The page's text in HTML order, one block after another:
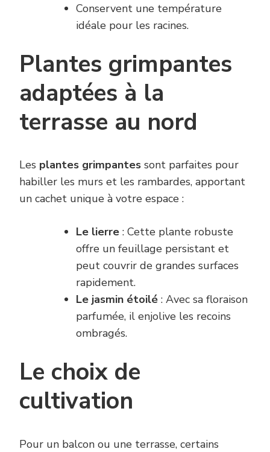
Conservent une température
idéale pour les racines.
Plantes grimpantes
adaptées à la
terrasse au nord
Les plantes grimpantes sont parfaites pour
habiller les murs et les rambardes, apportant
un cachet unique à votre espace :
Le lierre : Cette plante robuste
offre un feuillage persistant et
peut couvrir de grandes surfaces
rapidement.
Le jasmin étoilé : Avec sa floraison
parfumée, il enjolive les recoins
ombragés.
Le choix de
cultivation
Pour un balcon ou une terrasse, certains